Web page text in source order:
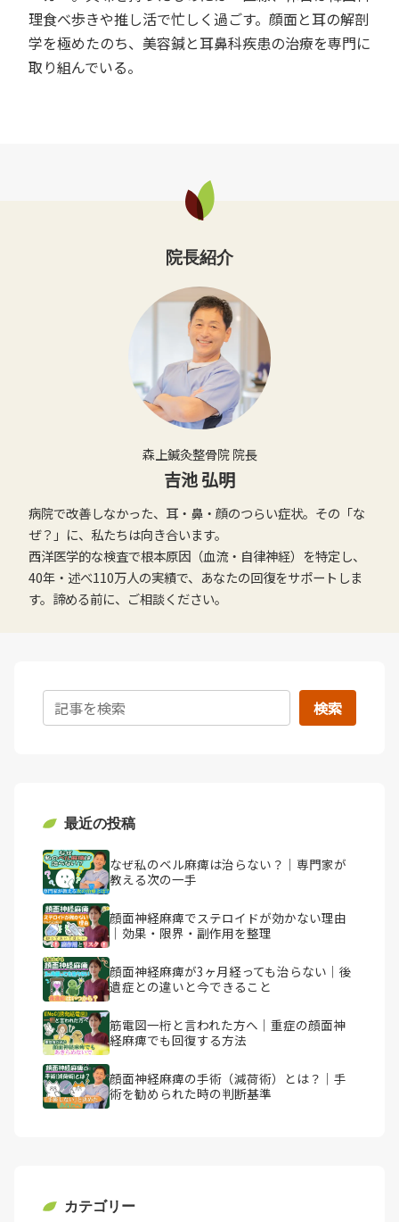
理食べ歩きや推し活で忙しく過ごす。顔面と耳の解剖
学を極めたのち、美容鍼と耳鼻科疾患の治療を専門に
取り組んでいる。
院長紹介
森上鍼灸整骨院 院長
吉池 弘明
病院で改善しなかった、耳・鼻・顔のつらい症状。その「な
ぜ？」に、私たちは向き合います。
西洋医学的な検査で根本原因（血流・自律神経）を特定し、
40年・述べ110万人の実績で、あなたの回復をサポートしま
す。諦める前に、ご相談ください。
検索
最近の投稿
なぜ私のベル麻痺は治らない？｜専門家が
教える次の一手
顔面神経麻痺でステロイドが効かない理由
｜効果・限界・副作用を整理
顔面神経麻痺が3ヶ月経っても治らない｜後
遺症との違いと今できること
筋電図一桁と言われた方へ｜重症の顔面神
経麻痺でも回復する方法
顔面神経麻痺の手術（減荷術）とは？｜手
術を勧められた時の判断基準
カテゴリー